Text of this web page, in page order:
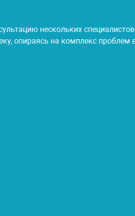
нескольких
опираясь на комплекс проблем